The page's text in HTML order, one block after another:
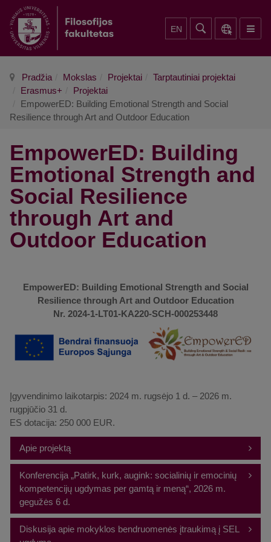
EN
Pradžia Mokslas Projektai
Tarptautiniai projektai
Erasmus+
Projektai
EmpowerED: Building Emotional Strength and Social
Resilience through Art and Outdoor Education
EmpowerED: Building
Emotional Strength and
Social Resilience
through Art and
Outdoor Education
EmpowerED: Building Emotional Strength and Social
Resilience through Art and Outdoor Education
Nr. 2024-1-LT01-KA220-SCH-000253448
Įgyvendinimo laikotarpis: 2024 m. rugsėjo 1 d. – 2026 m.
rugpjūčio 31 d.
ES dotacija: 250 000 EUR.
Apie projektą
Projekto tikslas yra stiprinti socialinius-emocinius įgūdžius
vidurinių mokyklų mokytojams ir mokiniams taikant
netradicinius mokymo metodus – meno ir lauko
pedagogikos principų derinį.
Veiklos:
Konferencija „Patirk, kurk, augink: socialinių ir emocinių
kompetencijų ugdymas per gamtą ir meną“, 2026 m.
gegužės 6 d.
Diskusija apie mokyklos bendruomenės įtraukimą į SEL